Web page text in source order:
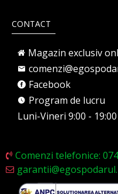
CONTACT
Magazin exclusiv
Facebook
Program de lucru
Luni-Vineri 9:00 - 19:00
Comenzi telefonice: